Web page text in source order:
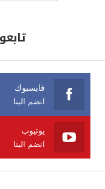
فايسبوك
انضم الينا
يوتيوب
انضم الينا